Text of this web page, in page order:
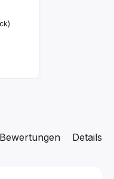
Details
Bewertungen